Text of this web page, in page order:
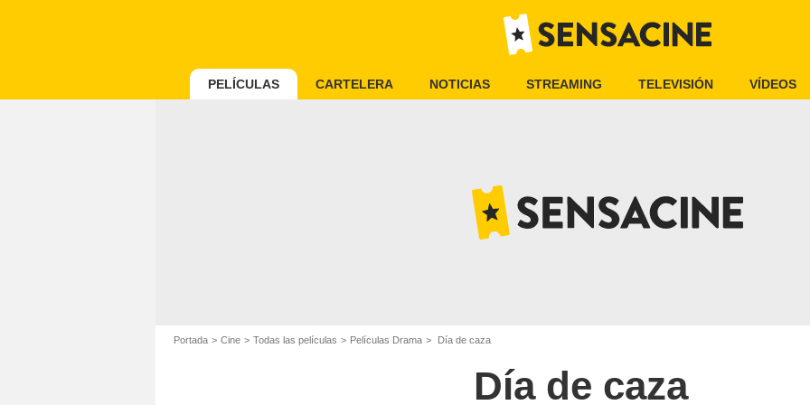
PELÍCULAS CARTELERA NOTICIAS STREAMING TELEVISIÓN VÍDEOS
Portada Cine Todas las películas Películas Drama Día de caza
Día de caza